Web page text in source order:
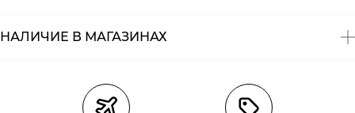
НАЛИЧИЕ В МАГАЗИНАХ